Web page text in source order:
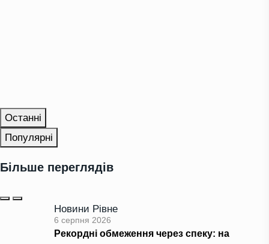
Останні
Популярні
Більше переглядів
Новини Рівне
6 серпня 2026
Рекордні обмеження через спеку: на